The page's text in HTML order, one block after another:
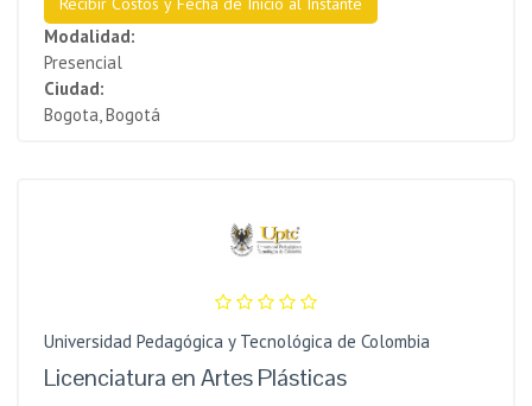
Modalidad:
Presencial
Ciudad:
Bogota, Bogotá
Universidad Pedagógica y Tecnológica de Colombia
Licenciatura en Artes Plásticas